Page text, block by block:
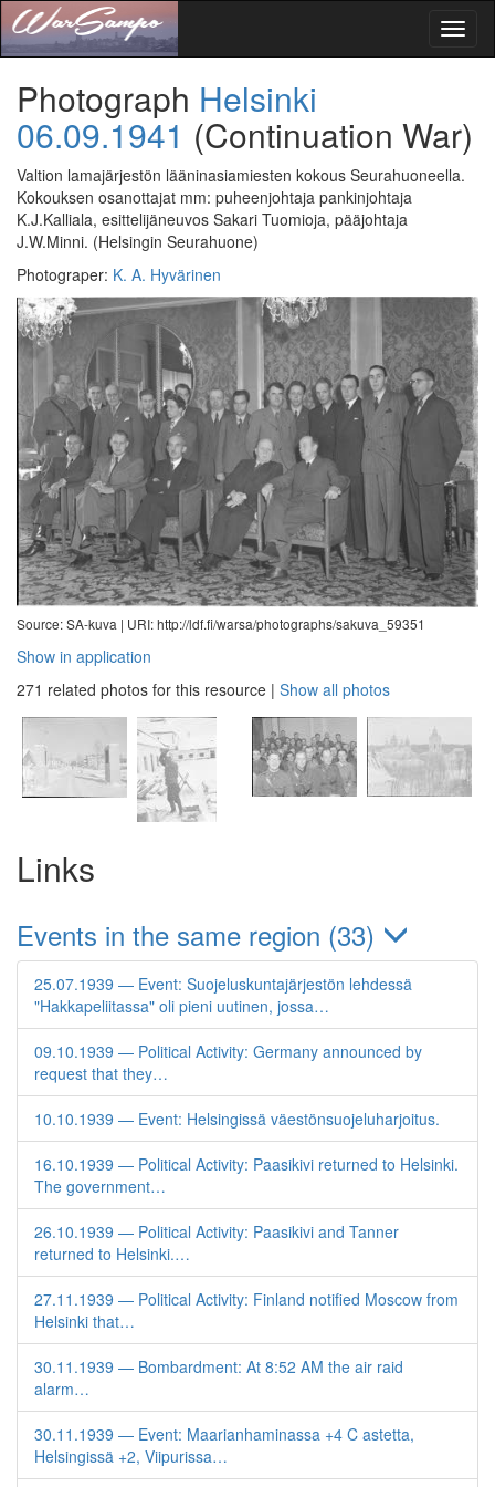
Photograph Helsinki
06.09.1941 (Continuation War)
Valtion lamajärjestön lääninasiamiesten kokous Seurahuoneella.
Kokouksen osanottajat mm: puheenjohtaja pankinjohtaja
K.J.Kalliala, esittelijäneuvos Sakari Tuomioja, pääjohtaja
J.W.Minni. (Helsingin Seurahuone)
Photograper: K. A. Hyvärinen
Source: SA-kuva | URI: http://ldf.fi/warsa/photographs/sakuva_59351
Show in application
271 related photos for this resource | Show all photos
Links
Events in the same region (33)
25.07.1939 — Event: Suojeluskuntajärjestön lehdessä
"Hakkapeliitassa" oli pieni uutinen, jossa…
09.10.1939 — Political Activity: Germany announced by
request that they…
10.10.1939 — Event: Helsingissä väestönsuojeluharjoitus.
16.10.1939 — Political Activity: Paasikivi returned to Helsinki.
The government…
26.10.1939 — Political Activity: Paasikivi and Tanner
returned to Helsinki.…
27.11.1939 — Political Activity: Finland notified Moscow from
Helsinki that…
30.11.1939 — Bombardment: At 8:52 AM the air raid
alarm…
30.11.1939 — Event: Maarianhaminassa +4 C astetta,
Helsingissä +2, Viipurissa…